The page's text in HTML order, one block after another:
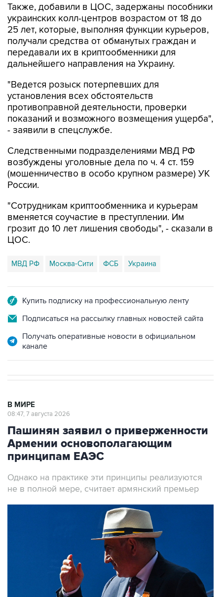
Также, добавили в ЦОС, задержаны пособники
украинских колл-центров возрастом от 18 до
25 лет, которые, выполняя функции курьеров,
получали средства от обманутых граждан и
передавали их в криптообменники для
дальнейшего направления на Украину.
"Ведется розыск потерпевших для
установления всех обстоятельств
противоправной деятельности, проверки
показаний и возможного возмещения ущерба",
- заявили в спецслужбе.
Следственными подразделениями МВД РФ
возбуждены уголовные дела по ч. 4 ст. 159
(мошенничество в особо крупном размере) УК
России.
"Сотрудникам криптообменника и курьерам
вменяется соучастие в преступлении. Им
грозит до 10 лет лишения свободы", - сказали в
ЦОС.
МВД РФ Москва-Сити ФСБ Украина
Купить подписку на профессиональную ленту
Подписаться на рассылку главных новостей сайта
Получать оперативные новости в официальном
канале
В МИРЕ
08:47, 7 августа 2026
Пашинян заявил о приверженности
Армении основополагающим
принципам ЕАЭС
Однако на практике эти принципы реализуются
не в полной мере, считает армянский премьер